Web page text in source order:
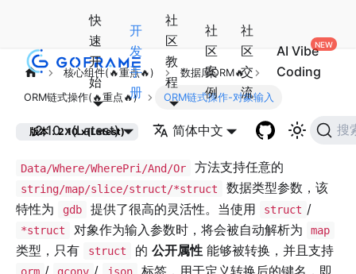
快
速
开
始
开
发
手
册
社
区
教
程
社
区
案
例
社
区
交
流
AI Vibe
Coding
2.10.x(Latest) 简体中文 搜
核心组件(🔥重点🔥) 数据库ORM🔥
ORM链式操作(🔥重点🔥) ORM链式操作-对象输入
版本：2.10.x(Latest)
Data/Where/WherePri/And/Or 方法支持任意的
string/map/slice/struct/*struct
数据类型参数，该
特性为
gdb 提供了很高的灵活性。当使用 struct /
*struct 对象作为输入参数时，将会被自动解析为 map
类型，只有 struct 的 公开属性能够被转换，并且支持
/ /
标签，用于定义转换后的键名，即